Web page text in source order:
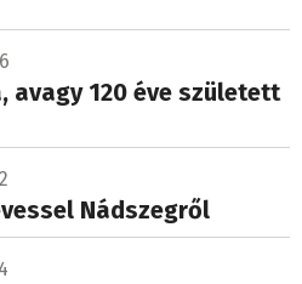
avagy 120 éve született
Nádszegről